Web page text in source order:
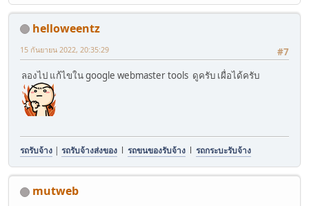
helloweentz
#7
15 กันยายน 2022, 20:35:29
ลองไป แก้ไขใน google webmaster tools ดูครับ เผื่อได้ครับ
รถรับจ้าง | รถรับจ้างส่งของ l รถขนของรับจ้าง l รถกระบะรับจ้าง
mutweb